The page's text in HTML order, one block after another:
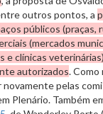
outros pontos, a
públicos (praças,
(mercados
e clínicas
autorizados. Como
pelas
Plenário. Também